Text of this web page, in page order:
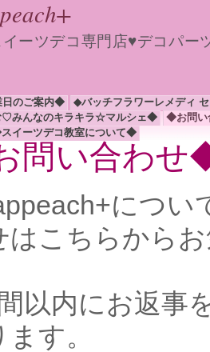
イーツデコ専門店♥デコパ
日のご案内◆
◆バッチフラワーレメディ
みんなのキラキラ☆マルシェ◆
◆お問
イーツデコ教室について◆
問い合わせ
につい
はこちらから
以内にお返事
す。